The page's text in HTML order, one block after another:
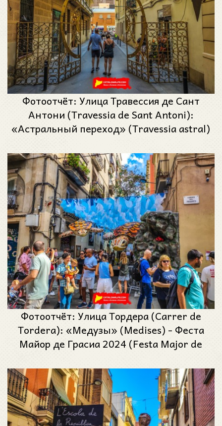
Фотоотчёт: Улица Травессия де Сант
Антони (Travessia de Sant Antoni):
«Астральный переход» (Travessia astral)
Major de Gràcia 2024)
Фотоотчёт: Улица Тордера (Carrer de
Tordera): «Медузы» (Medises) - Феста
Майор де Грасиа 2024 (Festa Major de